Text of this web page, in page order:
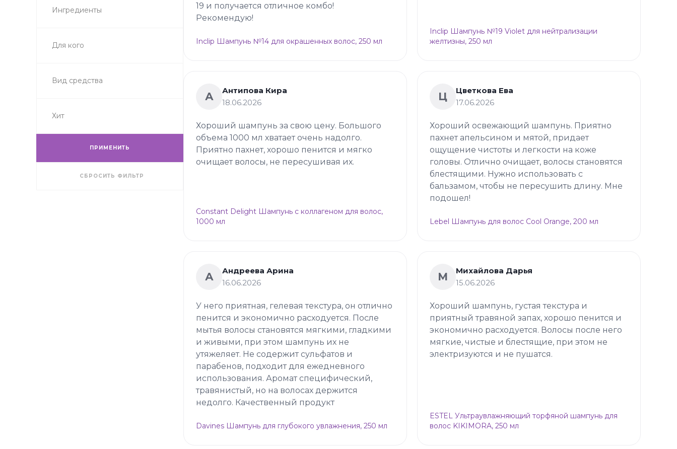
Ингредиенты
Для кого
Вид средства
Хит
ПРИМЕНИТЬ
СБРОСИТЬ ФИЛЬТР
19 и получается отличное комбо!
Рекомендую!
Inclip Шампунь №14 для окрашенных волос, 250 мл
Inclip Шампунь №19 Violet для нейтрализации
желтизны, 250 мл
А
Антипова Кира
18.06.2026
Хороший шампунь за свою цену. Большого
объема 1000 мл хватает очень надолго.
Приятно пахнет, хорошо пенится и мягко
очищает волосы, не пересушивая их.
Constant Delight Шампунь с коллагеном для волос,
1000 мл
Ц
Цветкова Ева
17.06.2026
Хороший освежающий шампунь. Приятно
пахнет апельсином и мятой, придает
ощущение чистоты и легкости на коже
головы. Отлично очищает, волосы становятся
блестящими. Нужно использовать с
бальзамом, чтобы не пересушить длину. Мне
подошел!
Lebel Шампунь для волос Cool Orange, 200 мл
А
Андреева Арина
16.06.2026
У него приятная, гелевая текстура, он отлично
пенится и экономично расходуется. После
мытья волосы становятся мягкими, гладкими
и живыми, при этом шампунь их не
утяжеляет. Не содержит сульфатов и
парабенов, подходит для ежедневного
использования. Аромат специфический,
травянистый, но на волосах держится
недолго. Качественный продукт
Davines Шампунь для глубокого увлажнения, 250 мл
М
Михайлова Дарья
15.06.2026
Хороший шампунь, густая текстура и
приятный травяной запах, хорошо пенится и
экономично расходуется. Волосы после него
мягкие, чистые и блестящие, при этом не
электризуются и не пушатся.
ESTEL Ультраувлажняющий торфяной шампунь для
волос KIKIMORA, 250 мл